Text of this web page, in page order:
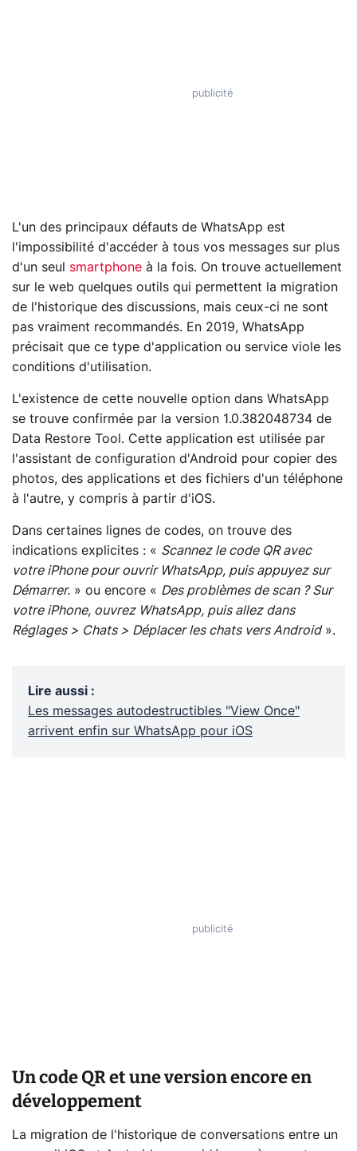
L'un des principaux défauts de WhatsApp est
l'impossibilité d'accéder à tous vos messages sur plus
d'un seul smartphone à la fois. On trouve actuellement
sur le web quelques outils qui permettent la migration
de l'historique des discussions, mais ceux-ci ne sont
pas vraiment recommandés. En 2019, WhatsApp
précisait que ce type d'application ou service viole les
conditions d'utilisation.
L'existence de cette nouvelle option dans WhatsApp
se trouve confirmée par la version 1.0.382048734 de
Data Restore Tool. Cette application est utilisée par
l'assistant de configuration d'Android pour copier des
photos, des applications et des fichiers d'un téléphone
à l'autre, y compris à partir d'iOS.
Dans certaines lignes de codes, on trouve des
indications explicites : « Scannez le code QR avec
votre iPhone pour ouvrir WhatsApp, puis appuyez sur
Démarrer. » ou encore « Des problèmes de scan ? Sur
votre iPhone, ouvrez WhatsApp, puis allez dans
Réglages > Chats > Déplacer les chats vers Android».
Lire aussi :
Les messages autodestructibles "View Once"
arrivent enfin sur WhatsApp pour iOS
Un code QR et une version encore en
développement
La migration de l'historique de conversations entre un